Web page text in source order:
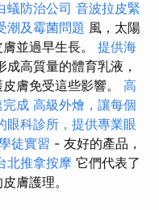
蟻防治公司 音波拉皮緊
潮及霉菌問題 風，太陽
並過早生長。 提供海
成高質量的體育乳液，
膚免受這些影響。 高
完成 高級外燴，讓每個
眼科診所，提供專業眼
徒實習 - 友好的產品，
北推拿按摩 它們代表了
膚護理。